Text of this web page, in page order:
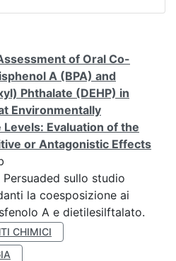
of Oral Co-
A (BPA) and
Phthalate (DEHP) in
Environmentally
Levels: Evaluation of the
or Antagonistic Effects
sullo studio
la coesposizione ai
A e dietilesilftalato.
CHIMICI